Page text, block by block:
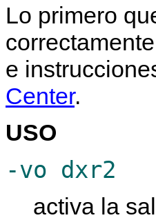
Lo primero
e
Center.
USO
-vo dxr2
activa la